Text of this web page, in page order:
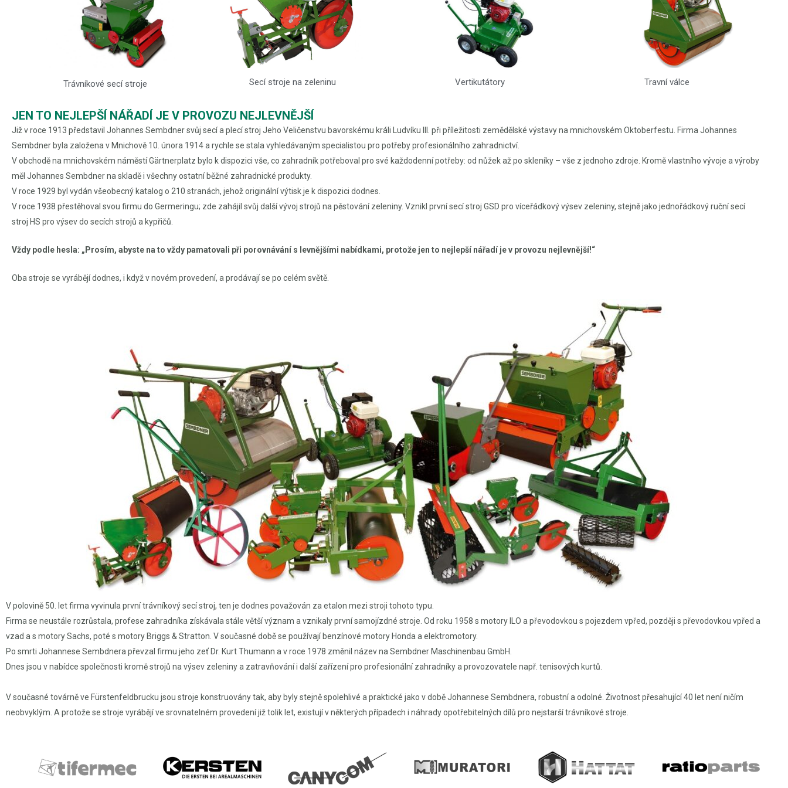
Trávníkové secí stroje Secí stroje na zeleninu Vertikutátory Travní válce
JEN TO NEJLEPŠÍ NÁŘADÍ JE V PROVOZU NEJLEVNĚJŠÍ
Již v roce 1913 představil Johannes Sembdner svůj secí a plecí stroj Jeho Veličenstvu bavorskému králi Ludvíku III. při příležitosti zemědělské výstavy na mnichovském Oktoberfestu. Firma Johannes
Sembdner byla založena v Mnichově 10. února 1914 a rychle se stala vyhledávaným specialistou pro potřeby profesionálního zahradnictví.
V obchodě na mnichovském náměstí Gärtnerplatz bylo k dispozici vše, co zahradník potřeboval pro své každodenní potřeby: od nůžek až po skleníky – vše z jednoho zdroje. Kromě vlastního vývoje a výroby
měl Johannes Sembdner na skladě i všechny ostatní běžné zahradnické produkty.
V roce 1929 byl vydán všeobecný katalog o 210 stranách, jehož originální výtisk je k dispozici dodnes.
V roce 1938 přestěhoval svou firmu do Germeringu; zde zahájil svůj další vývoj strojů na pěstování zeleniny. Vznikl první secí stroj GSD pro víceřádkový výsev zeleniny, stejně jako jednořádkový ruční secí
stroj HS pro výsev do secích strojů a kypřičů.
Vždy podle hesla: „Prosím, abyste na to vždy pamatovali při porovnávání s levnějšími nabídkami, protože jen to nejlepší nářadí je v provozu nejlevnější!“
Oba stroje se vyrábějí dodnes, i když v novém provedení, a prodávají se po celém světě.
V polovině 50. let firma vyvinula první trávníkový secí stroj, ten je dodnes považován za etalon mezi stroji tohoto typu.
Firma se neustále rozrůstala, profese zahradníka získávala stále větší význam a vznikaly první samojízdné stroje. Od roku 1958 s motory ILO a převodovkou s pojezdem vpřed, později s převodovkou vpřed a
vzad a s motory Sachs, poté s motory Briggs & Stratton. V současné době se používají benzínové motory Honda a elektromotory.
Po smrti Johannese Sembdnera převzal firmu jeho zeť Dr. Kurt Thumann a v roce 1978 změnil název na Sembdner Maschinenbau GmbH.
Dnes jsou v nabídce společnosti kromě strojů na výsev zeleniny a zatravňování i další zařízení pro profesionální zahradníky a provozovatele např. tenisových kurtů.
V současné továrně ve Fürstenfeldbrucku jsou stroje konstruovány tak, aby byly stejně spolehlivé a praktické jako v době Johannese Sembdnera, robustní a odolné. Životnost přesahující 40 let není ničím
neobvyklým. A protože se stroje vyrábějí ve srovnatelném provedení již tolik let, existují v některých případech i náhrady opotřebitelných dílů pro nejstarší trávníkové stroje.